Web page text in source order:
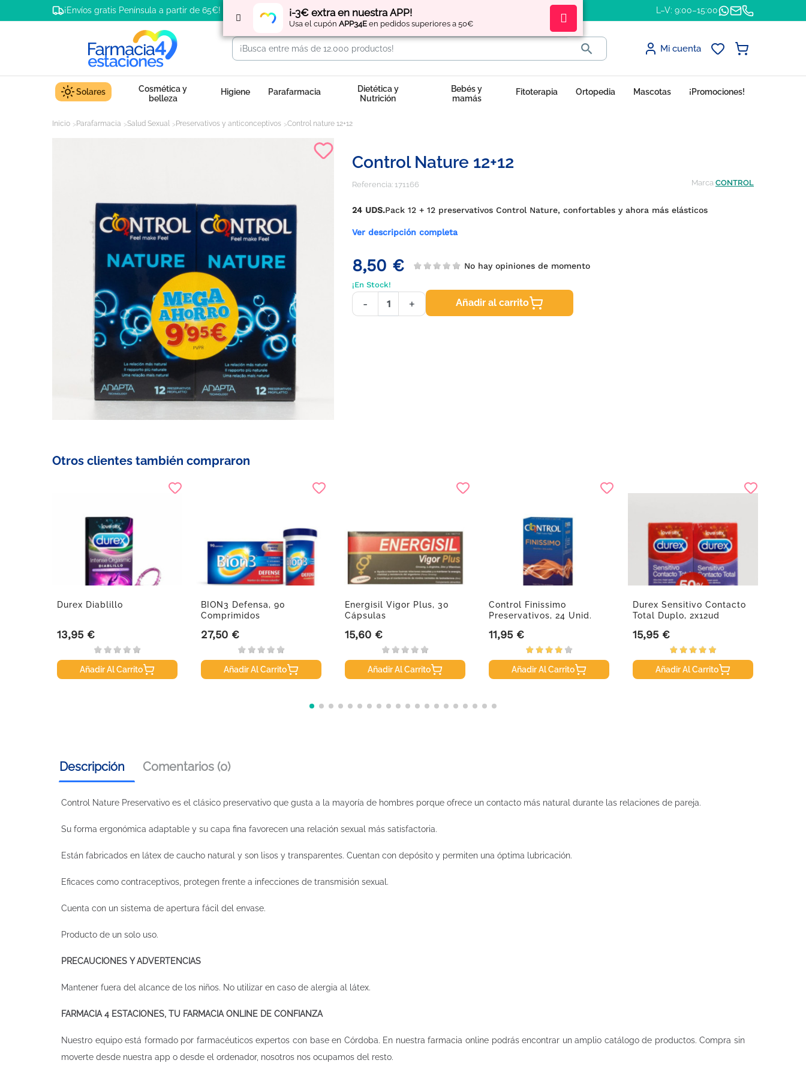
¡-3€ extra en nuestra APP!
Usa el cupón APP34E en pedidos superiores a 50€
¡Envíos gratis Península a partir de 65€! Regístratey obtén L–V: 9:00–15:00
 Mi cuenta
Solares
Cosmética y
belleza
Higiene Parafarmacia
Dietética y
Nutrición
Bebés y
mamás
Fitoterapia Ortopedia Mascotas ¡Promociones!
Inicio Parafarmacia Salud Sexual Preservativos y anticonceptivos Control nature 12+12
Control Nature 12+12
Referencia: 171166 Marca CONTROL
24 UDS.Pack 12 + 12 preservativos Control Nature, confortables y ahora más elásticos
Ver descripción completa
8,50 € No hay opiniones de momento
¡En Stock!
- + Añadir al carrito
Otros clientes también compraron
Durex Diablillo
Precio
13,95 €
Añadir Al Carrito
BION3 Defensa, 90
Comprimidos
Precio
27,50 €
Añadir Al Carrito
Energisil Vigor Plus, 30
Cápsulas
Precio
15,60 €
Añadir Al Carrito
Control Finissimo
Preservativos, 24 Unid.
Precio
11,95 €
Añadir Al Carrito
Durex Sensitivo Contacto
Total Duplo, 2x12ud
Precio
15,95 €
Añadir Al Carrito
Descripción Comentarios (0)
Control Nature Preservativo es el clásico preservativo que gusta a la mayoría de hombres porque ofrece un contacto más natural durante las relaciones de pareja.
Su forma ergonómica adaptable y su capa fina favorecen una relación sexual más satisfactoria.
Están fabricados en látex de caucho natural y son lisos y transparentes. Cuentan con depósito y permiten una óptima lubricación.
Eficaces como contraceptivos, protegen frente a infecciones de transmisión sexual.
Cuenta con un sistema de apertura fácil del envase.
Producto de un solo uso.
PRECAUCIONES Y ADVERTENCIAS
Mantener fuera del alcance de los niños. No utilizar en caso de alergia al látex.
FARMACIA 4 ESTACIONES, TU FARMACIA ONLINE DE CONFIANZA
Nuestro equipo está formado por farmacéuticos expertos con base en Córdoba. En nuestrafarmacia onlinepodrás encontrar un amplio catálogo de productos. Compra sin
moverte desde nuestra app o desde el ordenador, nosotros nos ocupamos del resto.